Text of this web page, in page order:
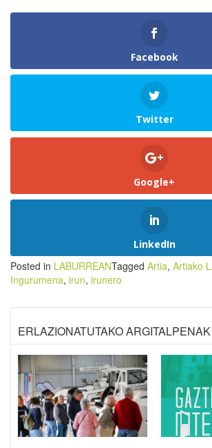
Facebook
Twitter
Google+
LinkedIn
Posted in LABURREANTagged Artia, Artiako
Ingurumena, irun, irunero
ERLAZIONATUTAKO ARGITALPENAK